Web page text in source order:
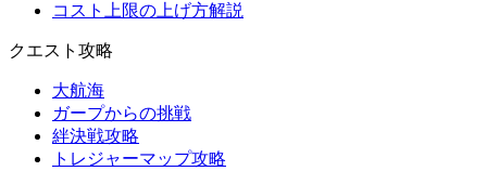
コスト上限の上げ方解説
クエスト攻略
大航海
ガープからの挑戦
絆決戦攻略
トレジャーマップ攻略